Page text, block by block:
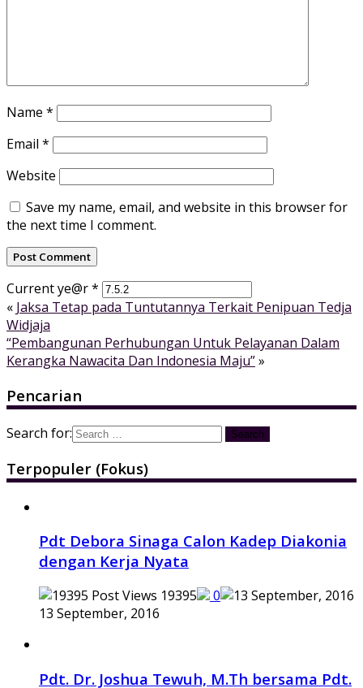
Name *
Email *
Website
Save my name, email, and website in this browser for
the next time I comment.
Current ye@r*
« Jaksa Tetap pada Tuntutannya Terkait Penipuan Tedja
Widjaja
“Pembangunan Perhubungan Untuk Pelayanan Dalam
Kerangka Nawacita Dan Indonesia Maju”»
Pencarian
Search for:
Terpopuler (Fokus)
Pdt Debora Sinaga Calon Kadep Diakonia
dengan Kerja Nyata
19395
0
13 September, 2016
Pdt. Dr. Joshua Tewuh, M.Th bersama Pdt.